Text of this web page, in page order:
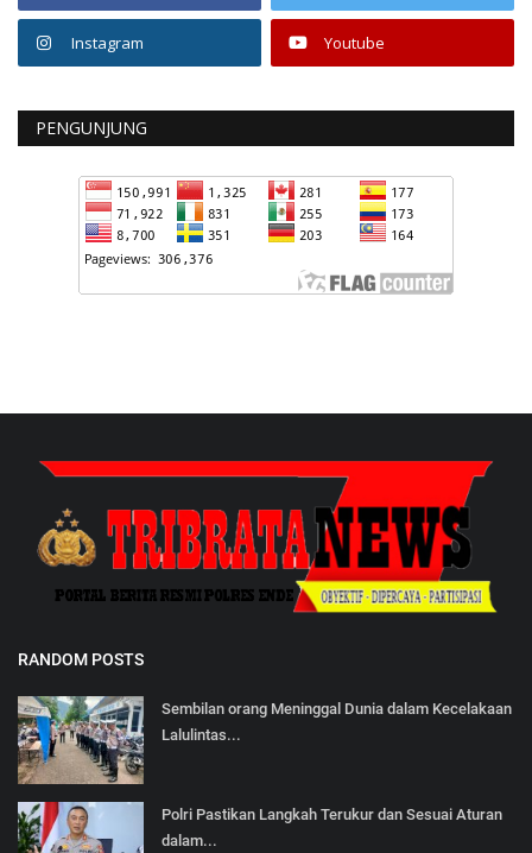
Instagram Youtube
PENGUNJUNG
RANDOM POSTS
Sembilan orang Meninggal Dunia dalam Kecelakaan
Lalulintas...
Polri Pastikan Langkah Terukur dan Sesuai Aturan
dalam...